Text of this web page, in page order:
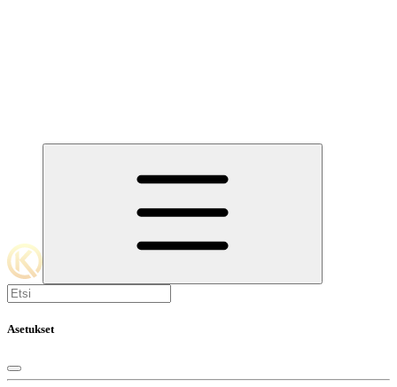
Asetukset